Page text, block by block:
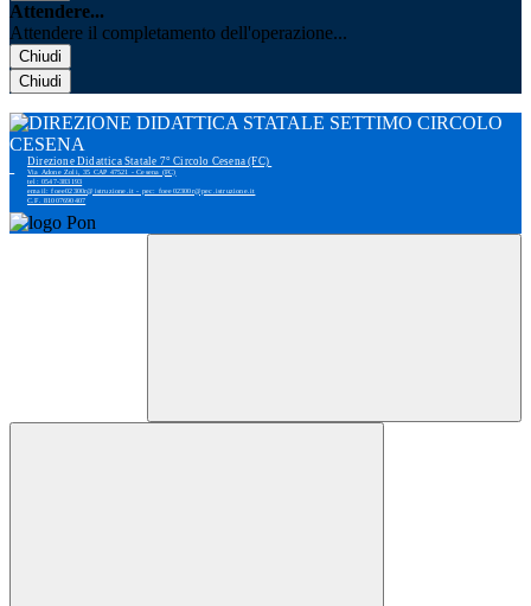
Attendere...
Attendere il completamento dell'operazione...
Chiudi
Chiudi
Direzione Didattica Statale 7° Circolo Cesena (FC)
Via Adone Zoli, 35 CAP 47521 - Cesena (FC)
tel: 0547-383193
email: foee02300r@istruzione.it - pec: foee02300r@pec.istruzione.it
C.F. 81007690407